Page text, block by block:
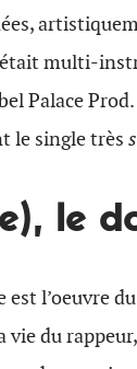
multi-
Palace
le single très
le
l’oeuvre
du